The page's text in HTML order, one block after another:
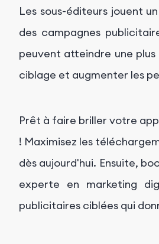
Les sous-éditeurs jouent
des campagnes
peuvent atteindre une
ciblage et augmenter les
Prêt à faire briller votre
! Maximisez les
dès aujourd'hui. Ensuite,
experte en marketing
publicitaires ciblées qui